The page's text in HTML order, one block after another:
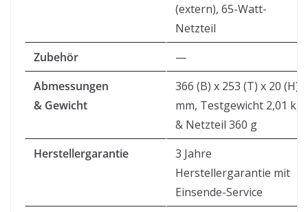
(extern), 65-Watt-
Netzteil
Zubehör
—
Abmessungen
& Gewicht
366 (B) x 253 (T) x 20 (H)
mm, Testgewicht 2,01 kg
& Netzteil 360 g
Herstellergarantie
3 Jahre
Herstellergarantie mit
Einsende-Service